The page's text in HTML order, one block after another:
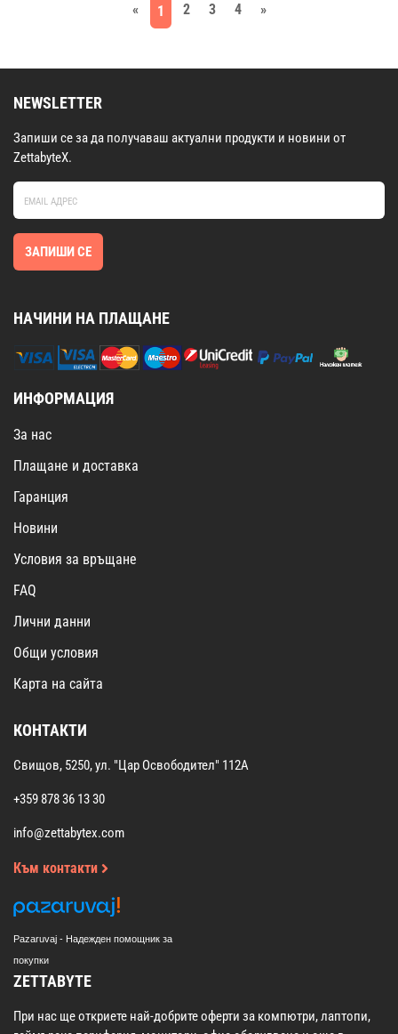
« 1 2 3 4 »
NEWSLETTER
Запиши се за да получаваш актуални продукти и новини от
ZettabyteX.
ЗАПИШИ СЕ
НАЧИНИ НА ПЛАЩАНЕ
ИНФОРМАЦИЯ
За нас
Плащане и доставка
Гаранция
Новини
Условия за връщане
FAQ
Лични данни
Общи условия
Карта на сайта
КОНТАКТИ
Свищов, 5250, ул. "Цар Освободител" 112А
+359 878 36 13 30
info@zettabytex.com
Към контакти
Pazaruvaj - Надежден помощник за
покупки
ZETTABYTE
При нас ще откриете най-добрите оферти за компютри, лаптопи,